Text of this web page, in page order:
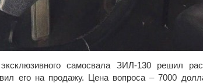
самосвала ЗИЛ-130 решил
его на продажу. Цена вопроса – 7000